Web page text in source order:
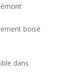
boisé
dans